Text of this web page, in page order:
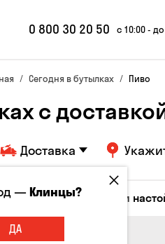
0 800 30 20 50 с 10:00 -
Сегодня в бутылках Пиво
с
Доставка
Соджу Ликеры и
—Клинцы?
ДА